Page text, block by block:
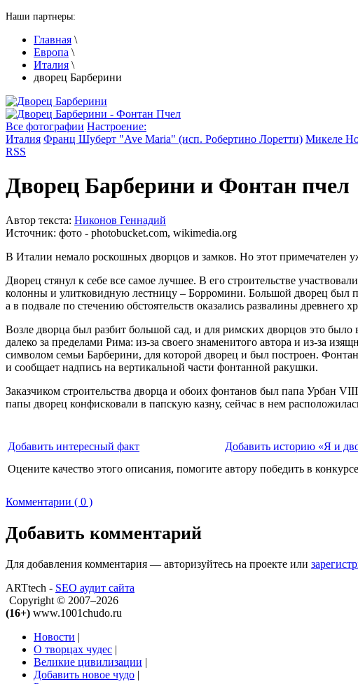
Наши партнеры:
Главная \
Европа \
Италия \
дворец Барберини
Все фотографии Настроение:
Италия Франц Шуберт "Ave Maria" (исп. Робертино Лоретти) Микеле
RSS
Дворец Барберини и Фонтан пчел
Автор текста: Никонов Геннадий
Источник: фото - photobucket.com, wikimedia.org
В Италии немало роскошных дворцов и замков. Но этот примечателен
Дворец стянул к себе все самое лучшее. В его строительстве
колонны и улитковидную лестницу – Борромини. Большой дворец был
а в подвале по стечению обстоятельств оказались развалины древнего
Возле дворца был разбит большой сад, и для римских дворцов это
далеко за пределами Рима: из-за своего знаменитого автора и из-за
символом семьи Барберини, для которой дворец и был построен.
и сообщает надпись на вертикальной части фонтанной ракушки.
Заказчиком строительства дворца и обоих фонтанов был папа Урбан
папы дворец конфисковали в папскую казну, сейчас в нем
Добавить интересный факт Добавить историю «Я и
Оцените качество этого описания, помогите автору победить в
Комментарии ( 0 )
Добавить комментарий
Для добавления комментария — авторизуйтесь на проекте или
ARTtech - SEO аудит сайта
Copyright © 2007–2026
(16+) www.1001chudo.ru
Новости |
О творцах чудес |
Великие цивилизации |
Добавить новое чудо |